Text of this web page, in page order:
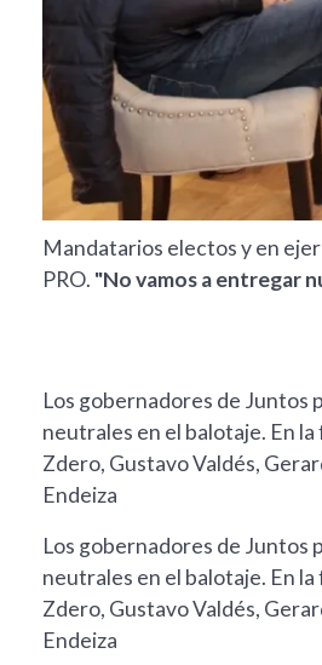
Mandatarios electos y en
PRO. "No vamos a entregar
Los gobernadores de Juntos
neutrales en el balotaje. En
Zdero, Gustavo Valdés,
Endeiza
Los gobernadores de Juntos
neutrales en el balotaje. En
Zdero, Gustavo Valdés,
Endeiza